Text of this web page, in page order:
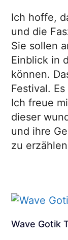
Ich hoffe,
und die
Sie sollen
Einblick in
können.
Festival.
Ich freue
dieser
und ihre
zu
Wave Gotik